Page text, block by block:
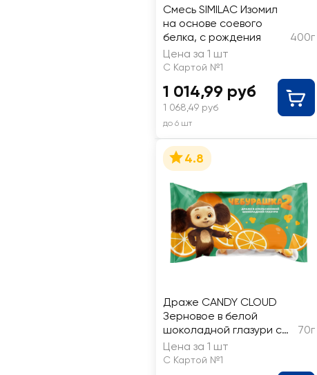
Смесь SIMILAC Изомил
на основе соевого
белка, с рождения
400г
Цена за 1 шт
С Картой №1
1 014,99 руб
1 068,49 руб
до 6 шт
4.8
Драже CANDY CLOUD
Зерновое в белой
шоколадной глазури со
вкусом апельсина
70г
Цена за 1 шт
С Картой №1